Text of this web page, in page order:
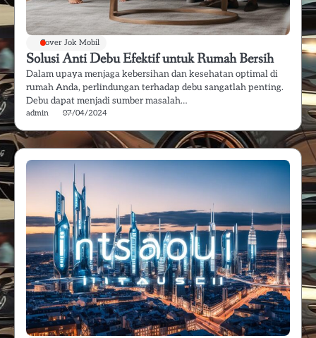
Cover Jok Mobil
Solusi Anti Debu Efektif untuk Rumah Bersih
Dalam upaya menjaga kebersihan dan kesehatan optimal di
rumah Anda, perlindungan terhadap debu sangatlah penting.
Debu dapat menjadi sumber masalah…
admin 07/04/2024